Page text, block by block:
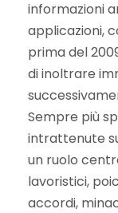
informazioni
applicazioni,
prima del
di inoltrare
Sempre più
intrattenute
un ruolo
lavoristici,
accordi,